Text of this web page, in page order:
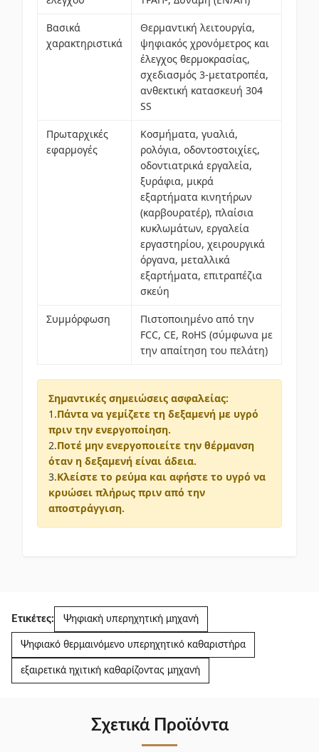
Βασικά
χαρακτηριστικά
Θερμαντική λειτουργία,
ψηφιακός χρονόμετρος και
έλεγχος θερμοκρασίας,
σχεδιασμός 3-μετατροπέα,
ανθεκτική κατασκευή 304
SS
Πρωταρχικές
εφαρμογές
Κοσμήματα, γυαλιά,
ρολόγια, οδοντοστοιχίες,
οδοντιατρικά εργαλεία,
ξυράφια, μικρά
εξαρτήματα κινητήρων
(καρβουρατέρ), πλαίσια
κυκλωμάτων, εργαλεία
εργαστηρίου, χειρουργικά
όργανα, μεταλλικά
εξαρτήματα, επιτραπέζια
σκεύη
Συμμόρφωση
Πιστοποιημένο από την
FCC, CE, RoHS (σύμφωνα με
την απαίτηση του πελάτη)
Σημαντικές σημειώσεις ασφαλείας:
1.Πάντα να γεμίζετε τη δεξαμενή με υγρό
πριν την ενεργοποίηση.
2.Ποτέ μην ενεργοποιείτε την θέρμανση
όταν η δεξαμενή είναι άδεια.
3.Κλείστε το ρεύμα και αφήστε το υγρό να
κρυώσει πλήρως πριν από την
αποστράγγιση.
Ετικέτες: Ψηφιακή υπερηχητική μηχανή
Ψηφιακό θερμαινόμενο υπερηχητικό καθαριστήρα
εξαιρετικά ηχιτική καθαρίζοντας μηχανή
Σχετικά Προϊόντα